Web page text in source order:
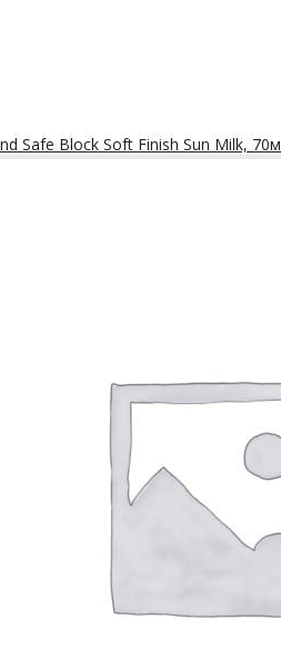
Safe Block Soft Finish Sun Milk,